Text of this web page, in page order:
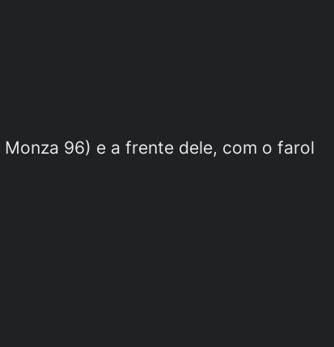
96) e a frente dele, com o farol